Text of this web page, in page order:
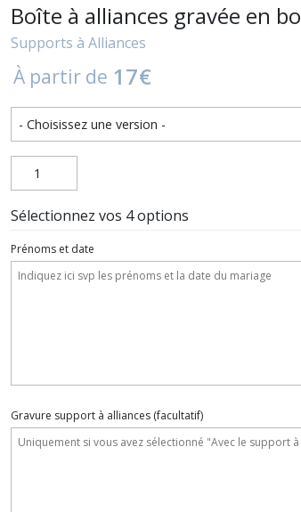
Boîte à alliances gravée en
Supports à Alliances
À partir de 17€
Sélectionnez vos 4 options
Prénoms et date
Gravure support à alliances (facultatif)